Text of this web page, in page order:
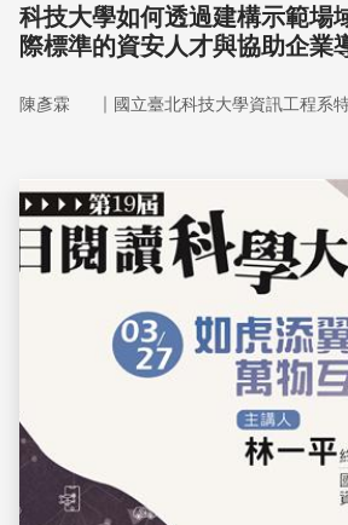
科技大學如何透過建構示範場
際標準的資安人才與協助企業
陳彥霖 ｜ 國立臺北科技大學資訊工程系